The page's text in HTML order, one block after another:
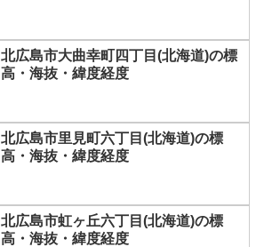
北広島市大曲幸町四丁目(北海道)の標
高・海抜・緯度経度
北広島市里見町六丁目(北海道)の標
高・海抜・緯度経度
北広島市虹ヶ丘六丁目(北海道)の標
高・海抜・緯度経度